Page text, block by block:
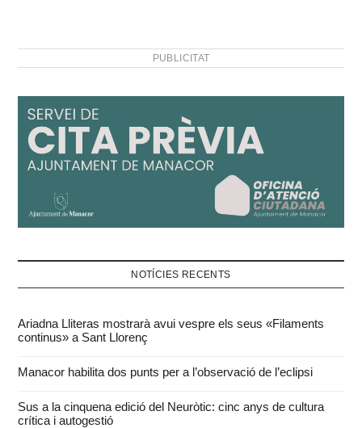
PUBLICITAT
NOTÍCIES RECENTS
Ariadna Lliteras mostrarà avui vespre els seus «Filaments
continus» a Sant Llorenç
Manacor habilita dos punts per a l’observació de l’eclipsi
Sus a la cinquena edició del Neuròtic: cinc anys de cultura
crítica i autogestió